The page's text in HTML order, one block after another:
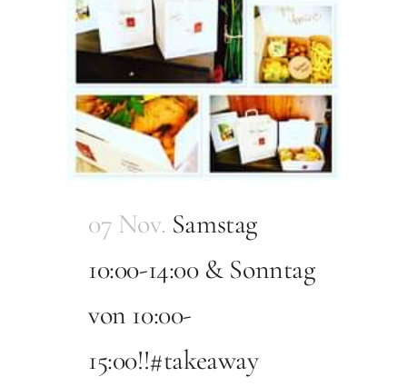
07 Nov. Samstag
10:00-14:00 & Sonntag
von 10:00-
15:00!!#takeaway